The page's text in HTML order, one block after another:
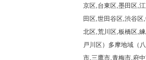
京区,台東区,墨田区,
田区,世田谷区,渋谷
北区,荒川区,板橋区,
戸川区）多摩地域（
市,三鷹市,青梅市,府